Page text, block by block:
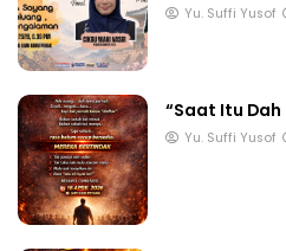
Yu. Suffi Yusof
“Saat Itu Dah
Yu. Suffi Yusof